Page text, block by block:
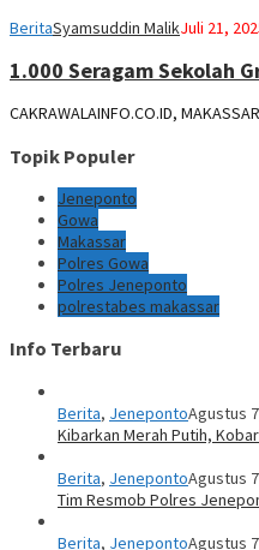
BeritaSyamsuddin MalikJuli 21,
1.000 Seragam Sekolah
CAKRAWALAINFO.CO.ID,
Topik Populer
Jeneponto
Gowa
Makassar
Polres Gowa
Polres Jeneponto
polrestabes makassar
Info Terbaru
Berita, JenepontoAgustus
Kibarkan Merah Putih,
Berita, JenepontoAgustus
Tim Resmob Polres
Berita, JenepontoAgustus